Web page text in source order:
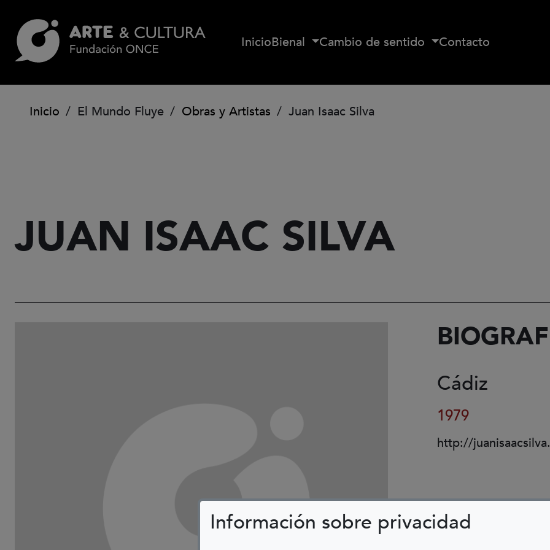
Información sobre privacidad
InicioBienal Cambio de sentido Contacto
Ruta de navegación
Inicio El Mundo Fluye Obras y Artistas Juan Isaac Silva
JUAN ISAAC SILVA
Cádiz
1979
http://